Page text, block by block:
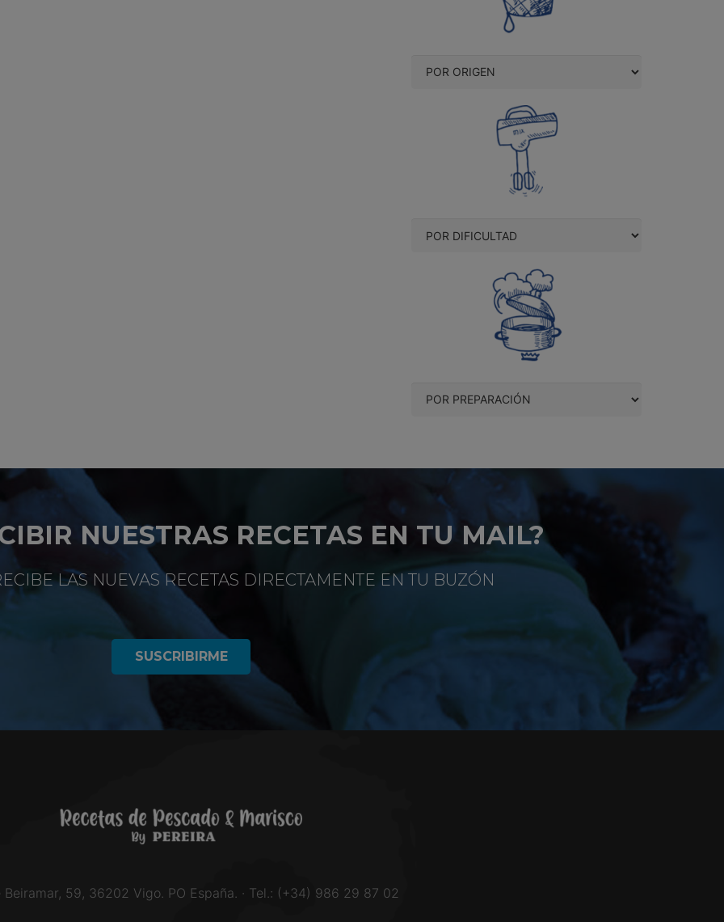
NUESTRAS RECETAS EN TU MAIL?
LAS NUEVAS RECETAS DIRECTAMENTE EN TU BUZÓN
SUSCRIBIRME
Beiramar, 59, 36202 Vigo. PO España. · Tel.: (+34) 986 29 87 02